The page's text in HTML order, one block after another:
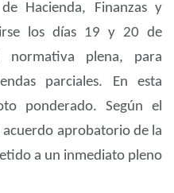
Hacienda, Finanzas y
los días 19 y 20 de
normativa plena, para
parciales. En esta
ponderado. Según el
acuerdo aprobatorio de la
a un inmediato pleno